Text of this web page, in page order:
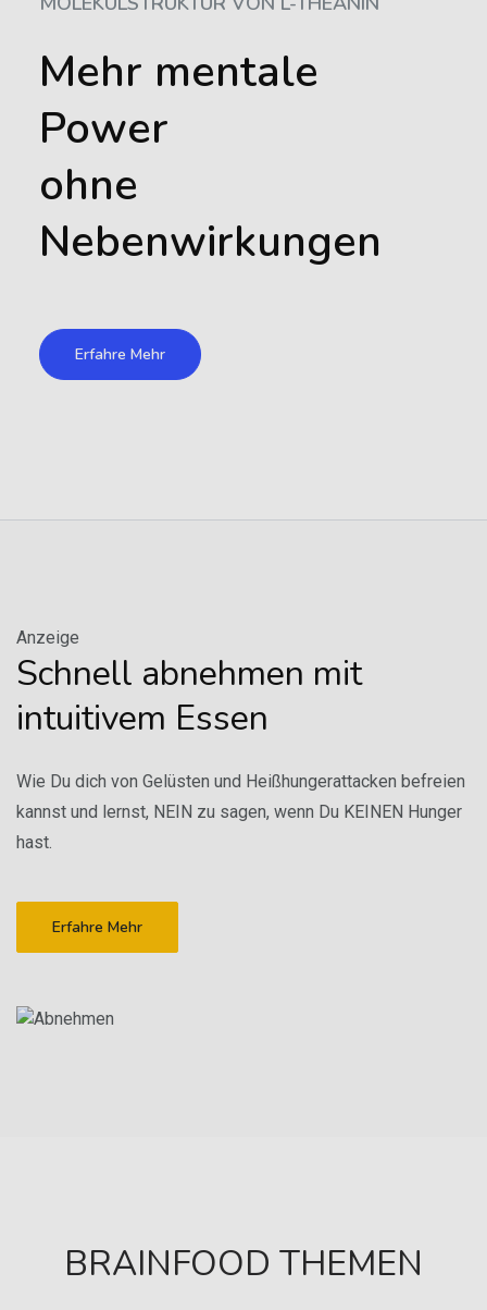
Mehr mentale
Power
ohne
Nebenwirkungen
Erfahre Mehr
Anzeige
Schnell abnehmen mit
intuitivem Essen
Wie Du dich von Gelüsten und Heißhungerattacken befreien
kannst und lernst, NEIN zu sagen, wenn Du KEINEN Hunger
hast.
Erfahre Mehr
BRAINFOOD THEMEN